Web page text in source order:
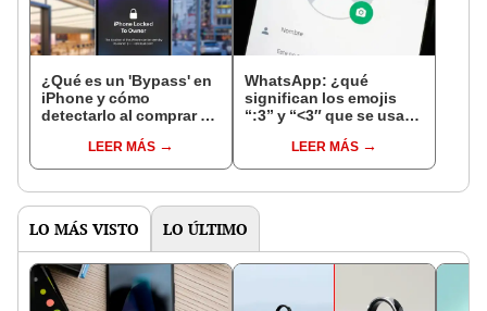
¿Qué es un 'Bypass' en
iPhone y cómo
detectarlo al comprar un
LEER MÁS
WhatsApp: ¿qué
significan los emojis
“:3” y “<3″ que se usan
LEER MÁS
LO MÁS VISTO LO ÚLTIMO